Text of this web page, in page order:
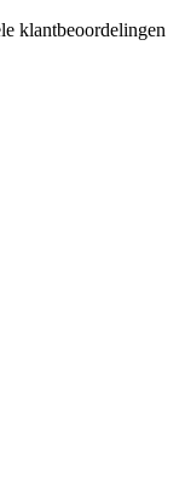
klantbeoordelingen